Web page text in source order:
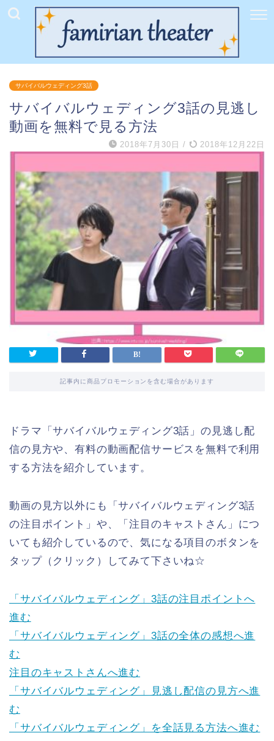
サバイバルウェディング3話
サバイバルウェディング3話の見逃し
動画を無料で見る方法
2018年7月30日 / 2018年12月22日
記事内に商品プロモーションを含む場合があります
ドラマ「サバイバルウェディング3話」の見逃し配
信の見方や、有料の動画配信サービスを無料で利用
する方法を紹介しています。
動画の見方以外にも「サバイバルウェディング3話
の注目ポイント」や、「注目のキャストさん」につ
いても紹介しているので、気になる項目のボタンを
タップ（クリック）してみて下さいね☆
「サバイバルウェディング」3話の注目ポイントへ
進む
「サバイバルウェディング」3話の全体の感想へ進
む
注目のキャストさんへ進む
「サバイバルウェディング」見逃し配信の見方へ進
む
「サバイバルウェディング」を全話見る方法へ進む